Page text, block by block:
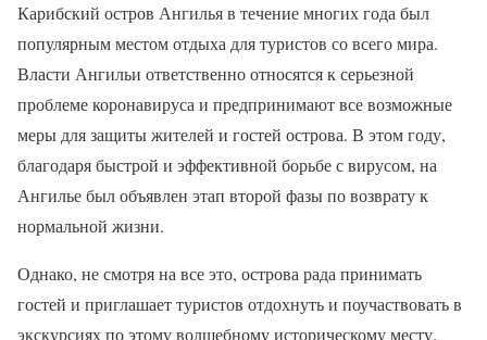
Карибский остров Ангилья в течение многих года был
популярным местом отдыха для туристов со всего мира.
Власти Ангильи ответственно относятся к серьезной
проблеме коронавируса и предпринимают все возможные
меры для защиты жителей и гостей острова. В этом году,
благодаря быстрой и эффективной борьбе с вирусом, на
Ангилье был объявлен этап второй фазы по возврату к
нормальной жизни.
Однако, не смотря на все это, острова рада принимать
гостей и приглашает туристов отдохнуть и поучаствовать в
экскурсиях по этому волшебному историческому месту.